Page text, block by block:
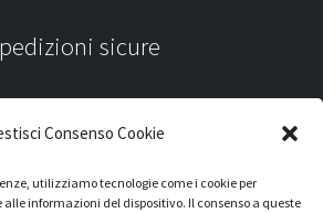
Consenso Cookie
utilizziamo tecnologie come i cookie per
informazioni del dispositivo. Il consenso a queste
sicure